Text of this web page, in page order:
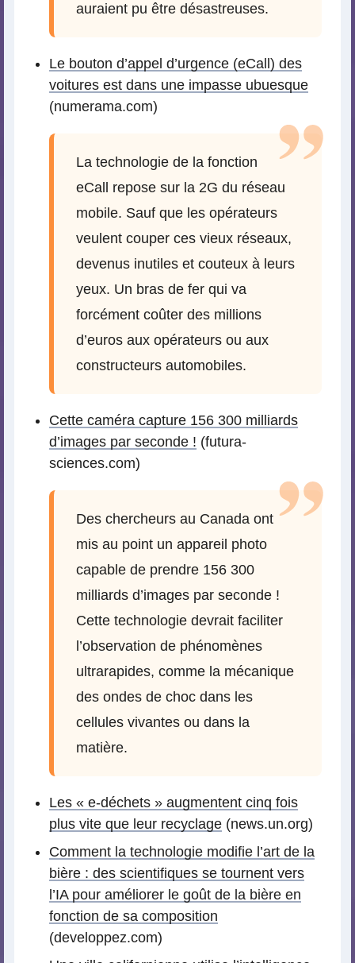
auraient pu être désastreuses.
Le bouton d’appel d’urgence (eCall) des
voitures est dans une impasse ubuesque
(numerama.com)
La technologie de la fonction
eCall repose sur la 2G du réseau
mobile. Sauf que les opérateurs
veulent couper ces vieux réseaux,
devenus inutiles et couteux à leurs
yeux. Un bras de fer qui va
forcément coûter des millions
d’euros aux opérateurs ou aux
constructeurs automobiles.
Cette caméra capture 156 300 milliards
d’images par seconde ! (futura-
sciences.com)
Des chercheurs au Canada ont
mis au point un appareil photo
capable de prendre 156 300
milliards d’images par seconde !
Cette technologie devrait faciliter
l’observation de phénomènes
ultrarapides, comme la mécanique
des ondes de choc dans les
cellules vivantes ou dans la
matière.
Les « e-déchets » augmentent cinq fois
plus vite que leur recyclage (news.un.org)
Comment la technologie modifie l’art de la
bière : des scientifiques se tournent vers
l’IA pour améliorer le goût de la bière en
fonction de sa composition
(developpez.com)